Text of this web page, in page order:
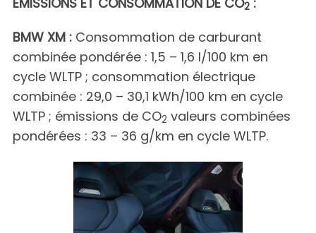
2
BMW XM : Consommation de carburant
combinée pondérée : 1,5 – 1,6 l/100 km en
cycle WLTP ; consommation électrique
combinée : 29,0 – 30,1 kWh/100 km en cycle
WLTP ; émissions de CO2 valeurs combinées
pondérées : 33 – 36 g/km en cycle WLTP.